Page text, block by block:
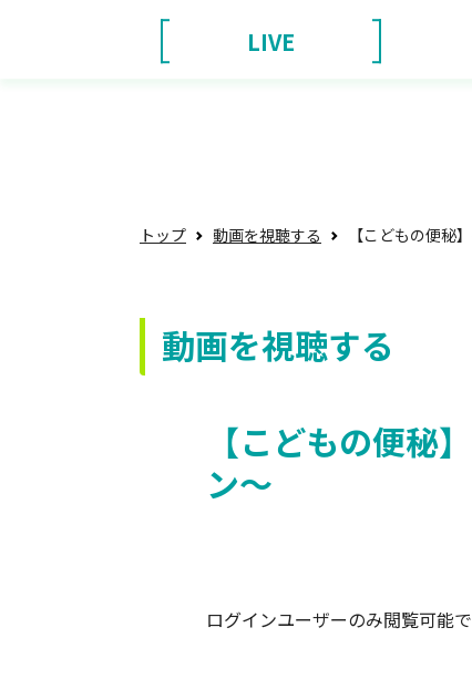
LIVE
トップ 動画を視聴する 【こどもの便秘
動画を視聴する
【こどもの便秘
ン～
ログインユーザーのみ閲覧可能で